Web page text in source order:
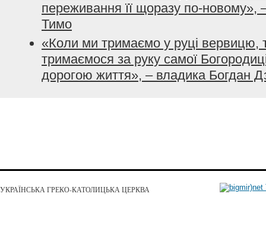
переживання її щоразу по-новому»,
Тимо
«Коли ми тримаємо у руці вервицю,
тримаємося за руку самої
дорогою життя», – владика Богдан
УКРАЇНСЬКА ГРЕКО-КАТОЛИЦЬКА ЦЕРКВА